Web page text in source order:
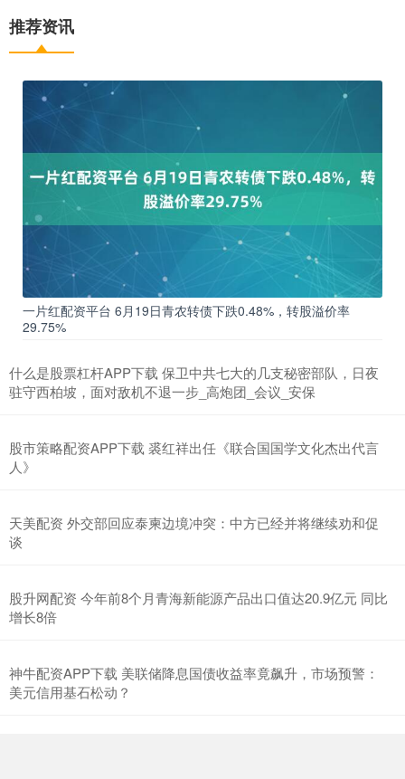
推荐资讯
一片红配资平台 6月19日青农转债下跌0.48%，转股溢价率
29.75%
什么是股票杠杆APP下载 保卫中共七大的几支秘密部队，日夜
驻守西柏坡，面对敌机不退一步_高炮团_会议_安保
股市策略配资APP下载 裘红祥出任《联合国国学文化杰出代言
人》
天美配资 外交部回应泰柬边境冲突：中方已经并将继续劝和促
谈
股升网配资 今年前8个月青海新能源产品出口值达20.9亿元 同比
增长8倍
神牛配资APP下载 美联储降息国债收益率竟飙升，市场预警：
美元信用基石松动？